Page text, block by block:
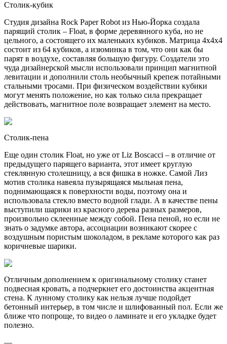
Столик-кубик
Студия дизайна Rock Paper Robot из Нью-Йорка создала
парящий столик – Float, в форме деревянного куба, но не
цельного, а состоящего их маленьких кубиков. Матрица 4x4x4
состоит из 64 кубиков, а изюминка в том, что они как бы
парят в воздухе, составляя большую фигуру. Создатели это
чуда дизайнерской мысли использовали принцип магнитной
левитации и дополнили столь необычный крепеж потайными
стальными тросами. При физическом воздействии кубики
могут менять положение, но как только сила прекращает
действовать, магнитное поле возвращает элемент на место.
Столик-пена
Еще один столик Float, но уже от Liz Boscacci – в отличие от
предыдущего парящего варианта, этот имеет круглую
стеклянную столешницу, а вся фишка в ножке. Самой Лиз
мотив столика навеяла пузырящаяся мыльная пена,
поднимающаяся к поверхности воды, поэтому она и
использовала стекло вместо водной глади. А в качестве пены
выступили шарики из красного дерева разных размеров,
произвольно склеенные между собой. Пена пеной, но если не
знать о задумке автора, ассоциации возникают скорее с
воздушным пористым шоколадом, в рекламе которого как раз
коричневые шарики.
Отличным дополнением к оригинальному столику станет
подвесная кровать, а подчеркнет его достоинства акцентная
стена. К лунному столику как нельзя лучше подойдет
бетонный интерьер, в том числе и шлифованный пол. Если же
ближе что попроще, то видео о ламинате и его укладке будет
полезно.